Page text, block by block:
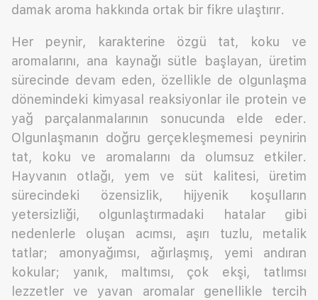
damak aroma hakkında ortak bir fikre ulaştırır.
Her peynir, karakterine özgü tat, koku ve
aromalarını, ana kaynağı sütle başlayan, üretim
sürecinde devam eden, özellikle de olgunlaşma
dönemindeki kimyasal reaksiyonlar ile protein ve
yağ parçalanmalarının sonucunda elde eder.
Olgunlaşmanın doğru gerçekleşmemesi peynirin
tat, koku ve aromalarını da olumsuz etkiler.
Hayvanın otlağı, yem ve süt kalitesi, üretim
sürecindeki özensizlik, hijyenik koşulların
yetersizliği, olgunlaştırmadaki hatalar gibi
nedenlerle oluşan acımsı, aşırı tuzlu, metalik
tatlar; amonyağımsı, ağırlaşmış, yemi andıran
kokular; yanık, maltımsı, çok ekşi, tatlımsı
lezzetler ve yavan aromalar genellikle tercih